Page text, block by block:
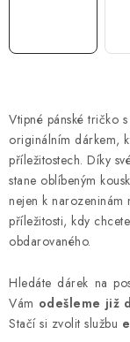
Vtipné pánské tričko
originálním dárkem,
příležitostech. Díky
stane oblíbeným
nejen k narozeninám
příležitosti, kdy
obdarovaného.
Hledáte dárek na
Vám odešleme již
Stačí si zvolit službu